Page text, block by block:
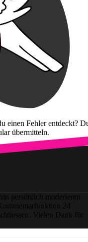
einen Fehler entdeckt?
übermitteln.
persönlich moderieren
24
Vielen Dank für